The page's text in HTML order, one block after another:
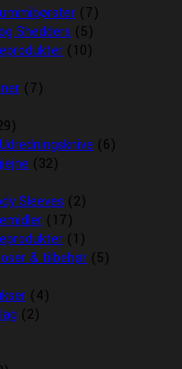
(7)
Shedders (5)
(10)
(7)
(6)
(32)
Sleeves (2)
(17)
(1)
& tilbehør (5)
(4)
(2)